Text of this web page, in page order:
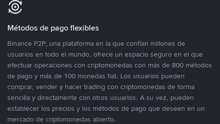
Métodos de pago flexibles
Binance P2P, una plataforma en la que confían millones de
usuarios en todo el mundo, ofrece un espacio seguro en el que
efectuar operaciones con criptomonedas con más de 800 métodos
de pago y más de 100 monedas fiat. Los usuarios pueden
comprar, vender y hacer trading con criptomonedas de forma
sencilla y directamente con otros usuarios. A su vez, pueden
establecer los precios y los métodos de pago que deseen en un
mercado de criptomonedas abierto.